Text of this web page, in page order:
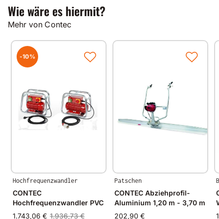
Wie wäre es hiermit?
Mehr von Contec
-10%
Hochfrequenzwandler
CONTEC
Hochfrequenzwandler PVC
1.743,06 € 1.936,73 €
Patschen
CONTEC Abziehprofil-
Aluminium 1,20 m - 3,70 m
202,90 €